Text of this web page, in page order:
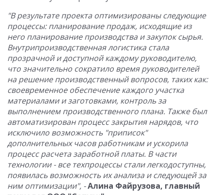
"В результате проекта оптимизированы следующие
процессы: планирование продаж, исходящие из
него планирование производства и закупок сырья.
Внутрипроизводственная логистика стала
прозрачной и доступной каждому руководителю,
что значительно сократило время руководителей
на решение производственный вопросов, таких как:
своевременное обеспечение каждого участка
материалами и заготовками, контроль за
выполнением производственного плана. Также был
автоматизирован процесс закрытия нарядов, что
исключило возможность "приписок"
дополнительных часов работникам и ускорила
процесс расчета заработной платы. В части
технологии - все техпроцессы стали легкодоступны,
появилась возможность их анализа и следующей за
ним оптимизации", -Алина Файрузова, главный